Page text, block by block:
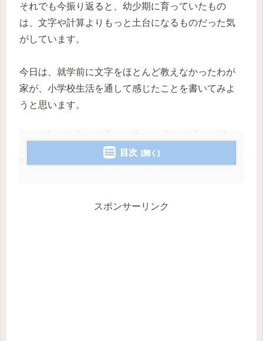
それでも今振り返ると、幼少期に育っていたもの
は、文字や計算よりもっと土台になるものだった気
がしています。
今日は、就学前に文字をほとんど教えなかったわが
家が、小学校生活を通して感じたことを書いてみよ
うと思います。
目次
スポンサーリンク